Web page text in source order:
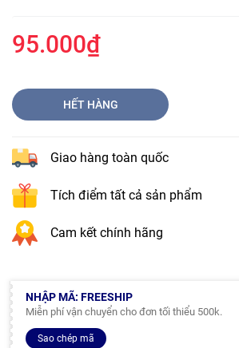
95.000₫
HẾT HÀNG
Giao hàng toàn quốc
Tích điểm tất cả sản phẩm
Cam kết chính hãng
NHẬP MÃ: FREESHIP
Miễn phí vận chuyển cho đơn tối thiểu 500k.
Sao chép mã